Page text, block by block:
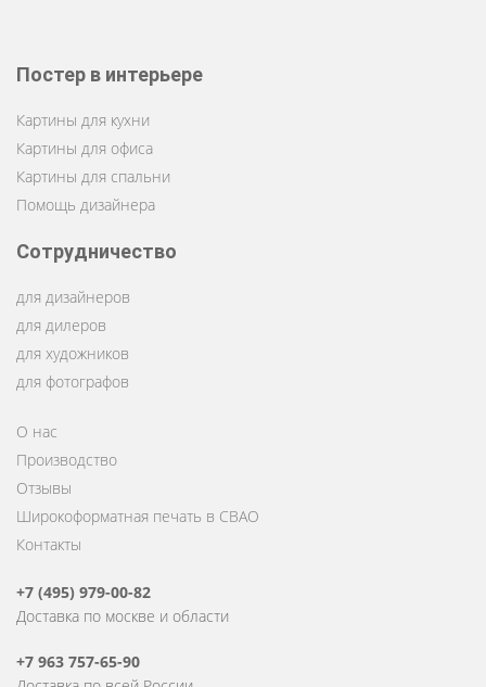
Постер в интерьере
Картины для кухни
Картины для офиса
Картины для спальни
Помощь дизайнера
Сотрудничество
для дизайнеров
для дилеров
для художников
для фотографов
О нас
Производство
Отзывы
Широкоформатная печать в СВАО
Контакты
+7 (495) 979-00-82
Доставка по москве и области
+7 963 757-65-90